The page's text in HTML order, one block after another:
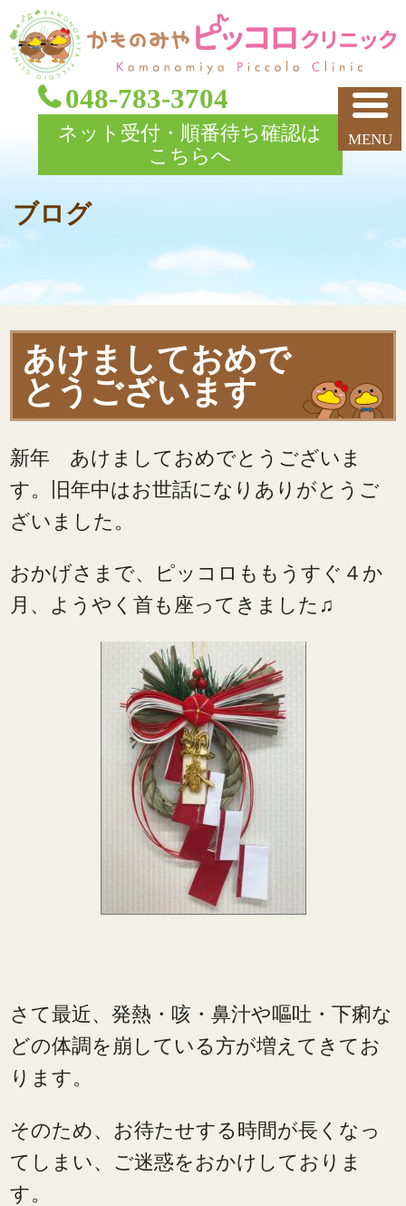
048-783-3704
ネット受付・順番待ち確認は
こちらへ
ブログ
あけましておめで
とうございます
新年 あけましておめでとうございま
す。旧年中はお世話になりありがとうご
ざいました。
おかげさまで、ピッコロももうすぐ４か
月、ようやく首も座ってきました♫
さて最近、発熱・咳・鼻汁や嘔吐・下痢な
どの体調を崩している方が増えてきてお
ります。
そのため、お待たせする時間が長くなっ
てしまい、ご迷惑をおかけしておりま
す。